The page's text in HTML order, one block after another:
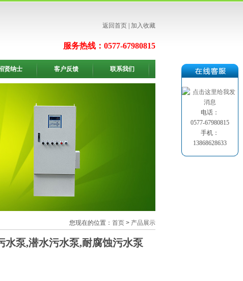
返回首页 加入收藏
服务热线：0577-67980815
贤纳士 客户反馈 联系我们
您现在的位置： 首页 > 产品展示
泵,潜水污水泵,耐腐蚀污水泵
电话：
0577-67980815
手机：
13868628633